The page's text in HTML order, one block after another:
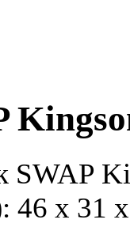
SWAP
х 31